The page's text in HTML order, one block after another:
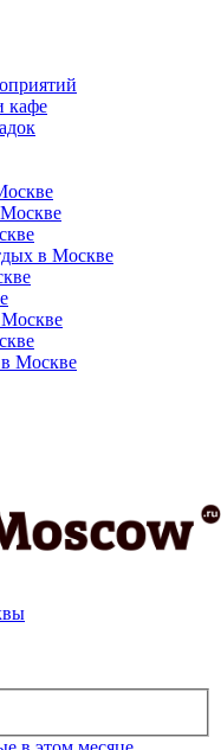
кафе
в Москве
Москве
в Москве